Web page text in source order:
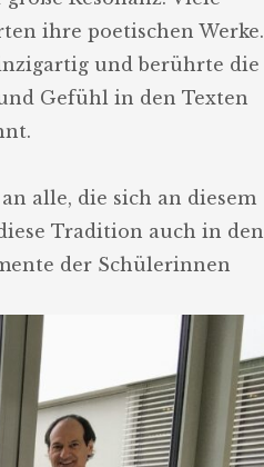
ihre poetischen Werke.
und berührte die
Gefühl in den Texten
alle, die sich an diesem
Tradition auch in den
der Schülerinnen